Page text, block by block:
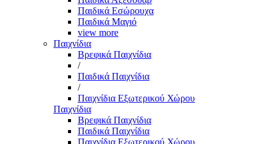
Παιδικά Εσώρουχα
Παιδικά Μαγιό
view more
Παιχνίδια
Βρεφικά Παιχνίδια
/
Παιδικά Παιχνίδια
/
Παιχνίδια Εξωτερικού Χώρου
Παιχνίδια
Βρεφικά Παιχνίδια
Παιδικά Παιχνίδια
Παιχνίδια Εξωτερικού Χώρου